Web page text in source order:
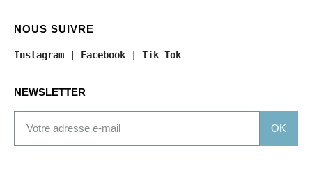
NOUS SUIVRE
Instagram Facebook Tik Tok
NEWSLETTER
OK